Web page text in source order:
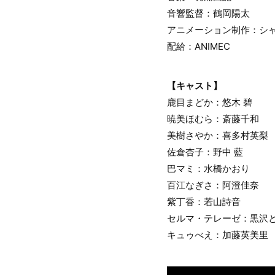
音響監督：鶴岡陽太
アニメーション制作：シ
配給：ANIMEC
【キャスト】
鹿目まどか：悠木 碧
暁美ほむら：斎藤千和
美樹さやか：喜多村英梨
佐倉杏子：野中 藍
巴マミ：水橋かおり
百江なぎさ：阿澄佳奈
紫丁香：若山詩音
セルマ・テレーゼ：黒沢
キュゥべえ：加藤英美里